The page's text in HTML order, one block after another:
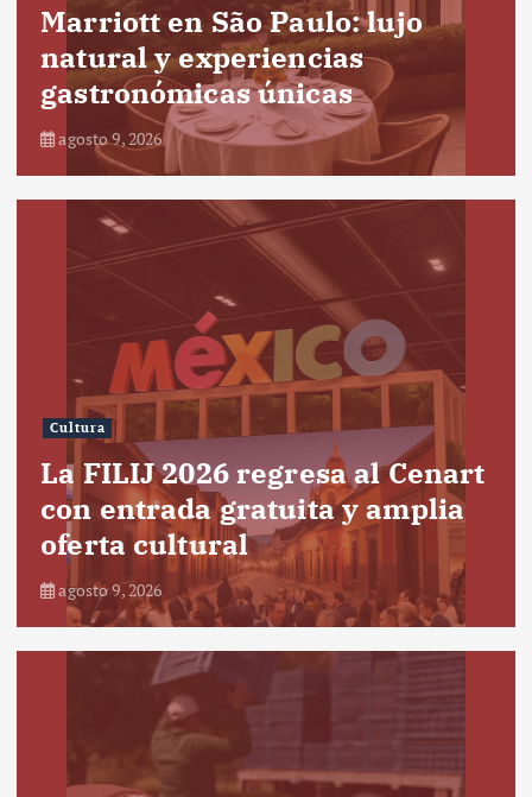
Marriott en São Paulo: lujo
natural y experiencias
gastronómicas únicas
agosto 9, 2026
Cultura
La FILIJ 2026 regresa al Cenart
con entrada gratuita y amplia
oferta cultural
agosto 9, 2026